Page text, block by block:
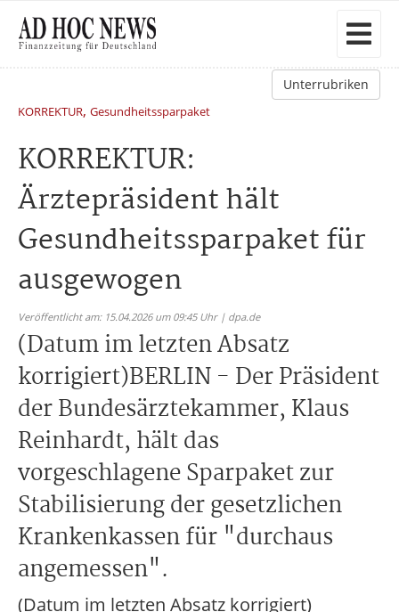
Unterrubriken
KORREKTUR, Gesundheitssparpaket
KORREKTUR:
Ärztepräsident hält
Gesundheitssparpaket für
ausgewogen
Veröffentlicht am: 15.04.2026 um 09:45 Uhr | dpa.de
(Datum im letzten Absatz
korrigiert)BERLIN - Der Präsident
der Bundesärztekammer, Klaus
Reinhardt, hält das
vorgeschlagene Sparpaket zur
Stabilisierung der gesetzlichen
Krankenkassen für "durchaus
angemessen".
(Datum im letzten Absatz korrigiert)